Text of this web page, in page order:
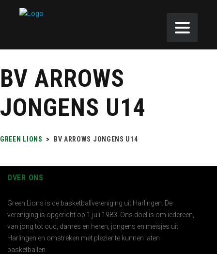
BV ARROWS
JONGENS U14
GREEN LIONS > BV ARROWS JONGENS U14
OVER ONS
Green Lions is de basketballvereniging uit Harlingen. De
vereniging is opgericht op 1 juli 1983. Ons doel is om iedereen,
van jong tot oud, dames en heren, jongens en meisjes uit
Harlingen en omstreken met plezier te kunnen laten
basketballen.